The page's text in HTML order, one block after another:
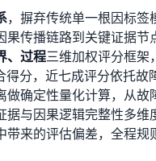
，摒弃传统单一根因标签
果传播链路到关键证据节
、过程三维加权评分框架
得分，近七成评分依托故
做确定性量化计算，从故
据与因果逻辑完整性多维
带来的评估偏差，全程规